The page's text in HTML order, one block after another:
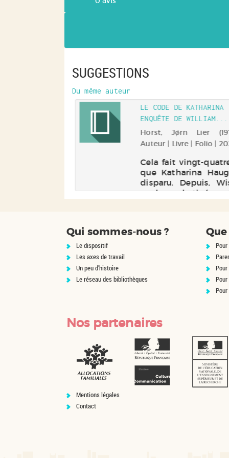
SUGGESTIONS
Du même auteur
LE CODE DE KATHARINA
ENQUÊTE DE WILLIAM...
Horst, Jørn Lier
Auteur | Livre | Folio |
Cela fait vingt-
que Katharina
disparu. Depuis,
explore
qu'on appelle le
Katharina : des
Qui sommes-nous ?
Le dispositif
Les axes de travail
Un peu d'histoire
Le réseau des bibliothèques
Nos partenaires
Mentions légales
Contact